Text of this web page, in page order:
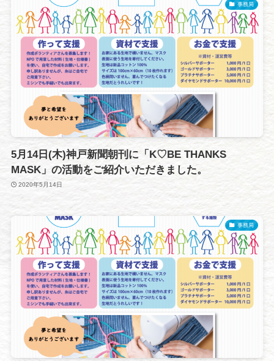
事務局
5月14日(木)神戸新聞朝刊に「K♡BE THANKS
MASK」の活動をご紹介いただきました。
2020年5月14日
事務局